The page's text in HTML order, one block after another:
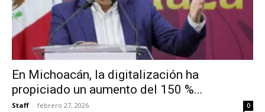
En Michoacán, la digitalización ha
propiciado un aumento del 150 %...
Staff - febrero 27, 2026 0